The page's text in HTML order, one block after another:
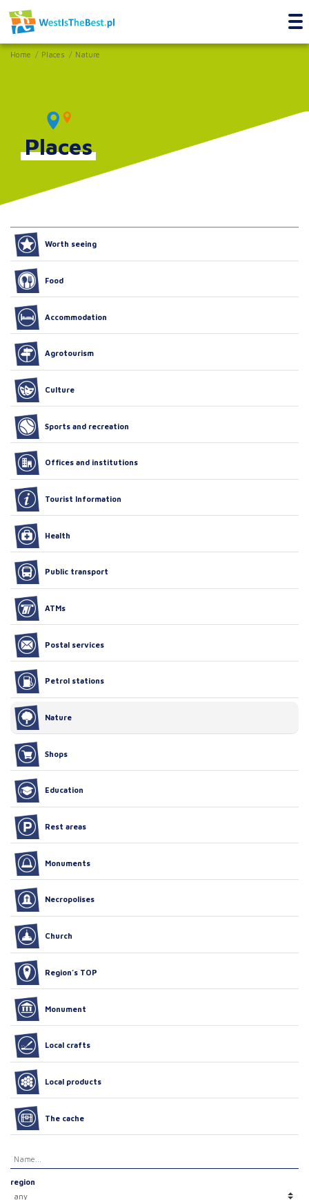
Home Places Nature
Places
Worth seeing
Food
Accommodation
Agrotourism
Culture
Sports and recreation
Offices and institutions
Tourist Information
Health
Public transport
ATMs
Postal services
Petrol stations
Nature
Shops
Education
Rest areas
Monuments
Necropolises
Church
Region’s TOP
Monument
Local crafts
Local products
The cache
region